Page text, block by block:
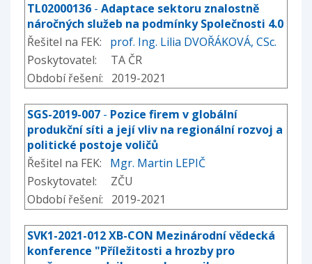
TL02000136 - Adaptace sektoru znalostně
náročných služeb na podmínky Společnosti 4.0
Řešitel na FEK: prof. Ing. Lilia DVOŘÁKOVÁ, CSc.
Poskytovatel: TA ČR
Období řešení: 2019-2021
SGS-2019-007 - Pozice firem v globální
produkční síti a její vliv na regionální rozvoj a
politické postoje voličů
Řešitel na FEK: Mgr. Martin LEPIČ
Poskytovatel: ZČU
Období řešení: 2019-2021
SVK1-2021-012 XB-CON Mezinárodní vědecká
konference "Příležitosti a hrozby pro